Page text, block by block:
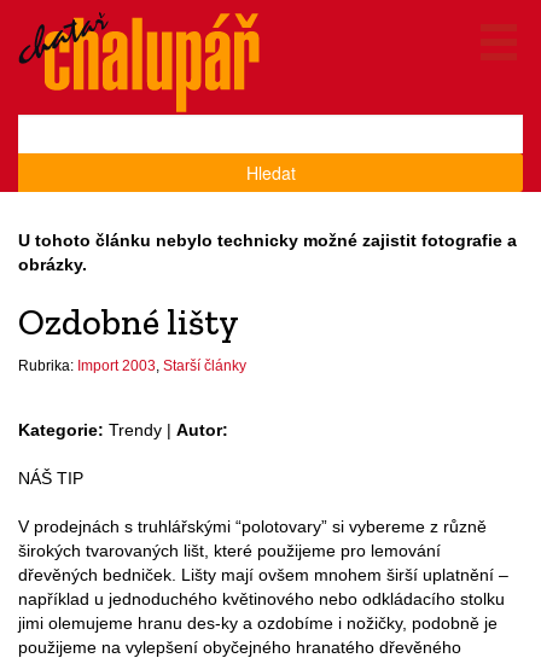
Hledat
U tohoto článku nebylo technicky možné zajistit fotografie a
obrázky.
Ozdobné lišty
Rubrika: Import 2003 Starší články
Kategorie: Trendy | Autor:
NÁŠ TIP
V prodejnách s truhlářskými “polotovary” si vybereme z různě
širokých tvarovaných lišt, které použijeme pro lemování
dřevěných bedniček. Lišty mají ovšem mnohem širší uplatnění –
například u jednoduchého květinového nebo odkládacího stolku
jimi olemujeme hranu des-ky a ozdobíme i nožičky, podobně je
použijeme na vylepšení obyčejného hranatého dřevěného